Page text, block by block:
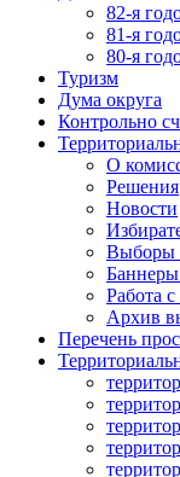
82-я
81-я
80-я
Туризм
Дума округа
Контрольно
О
Решения
Новости
Выборы
Работа
Архив
Перечень